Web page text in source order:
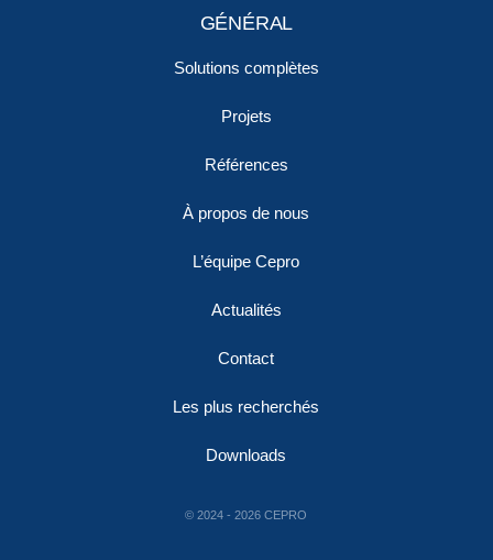
GÉNÉRAL
Solutions complètes
Projets
Références
À propos de nous
L’équipe Cepro
Actualités
Contact
Les plus recherchés
Downloads
© 2024 - 2026 CEPRO